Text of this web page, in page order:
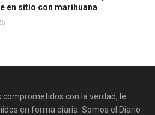
en sitio con marihuana
comprometidos con la verdad, le
en forma diaria. Somos el Diario